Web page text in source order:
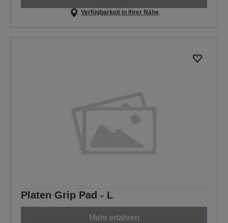
Verfügbarkeit in Ihrer Nähe
Platen Grip Pad - L
Mehr erfahren